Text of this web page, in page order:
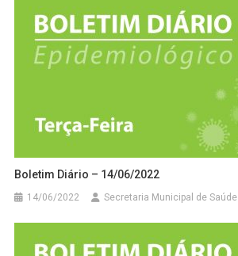
Boletim Diário – 14/06/2022
14/06/2022 Secretaria Municipal de Saúde